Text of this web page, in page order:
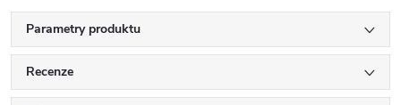
Parametry produktu
Recenze